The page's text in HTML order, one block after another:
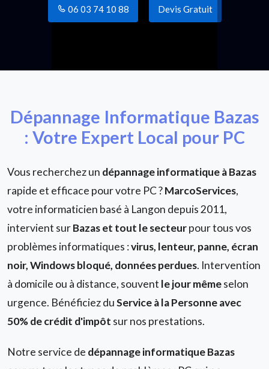
06 03 74 10 88 Devis Gratuit
Dépannage Informatique Bazas
: Votre Expert Local pour PC
Vous recherchez un dépannage informatique à Bazas
rapide et efficace pour votre PC ?MarcoServices,
votre informaticien basé à Langon depuis 2011,
intervient surBazas et tout le secteurpour tous vos
problèmes informatiques :virus, lenteur, panne, écran
noir, Windows bloqué, données perdues. Intervention
à domicile ou à distance, souvent le jour mêmeselon
urgence. Bénéficiez duService à la Personne avec
50% de crédit d'impôt sur nos prestations.
Notre service de dépannage informatique Bazas